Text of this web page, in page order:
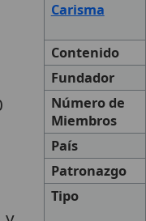
Carisma
Contenido
Fundador
Número de
Miembros
País
Patronazgo
Tipo